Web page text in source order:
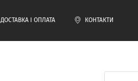
ДОСТАВКА І ОПЛАТА КОНТАКТИ